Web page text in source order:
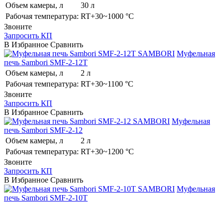
Объем камеры, л
30 л
Рабочая температура: RT+30~1000 °C
Звоните
Запросить КП
В Избранное Сравнить
SAMBORI Муфельная
печь Sambori SMF-2-12T
Объем камеры, л
2 л
Рабочая температура: RT+30~1100 °C
Звоните
Запросить КП
В Избранное Сравнить
SAMBORI Муфельная
печь Sambori SMF-2-12
Объем камеры, л
2 л
Рабочая температура: RT+30~1200 °C
Звоните
Запросить КП
В Избранное Сравнить
SAMBORI Муфельная
печь Sambori SMF-2-10T